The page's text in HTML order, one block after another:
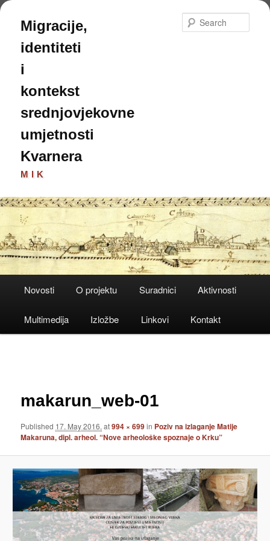
Skip
primary
content
Migracije,
identiteti
i
kontekst
srednjovjekovne
umjetnosti
Kvarnera
MIK
Novosti O projektu Suradnici Aktivnosti
Multimedija Izložbe Linkovi Kontakt
makarun_web-01
Published 17. May 2016. at994 × 699in Poziv na izlaganje Matije
Makaruna, dipl. arheol. “Nove arheološke spoznaje o Krku”